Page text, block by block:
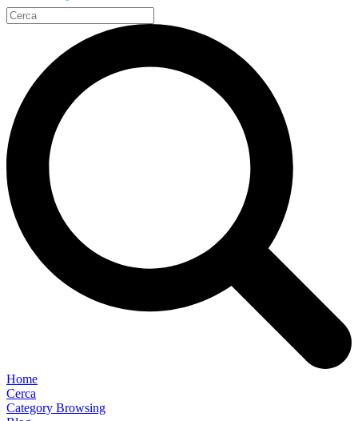
Home
Cerca
Category Browsing